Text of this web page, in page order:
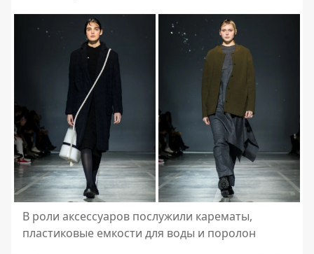
В роли аксессуаров послужили карематы,
пластиковые емкости для воды и поролон